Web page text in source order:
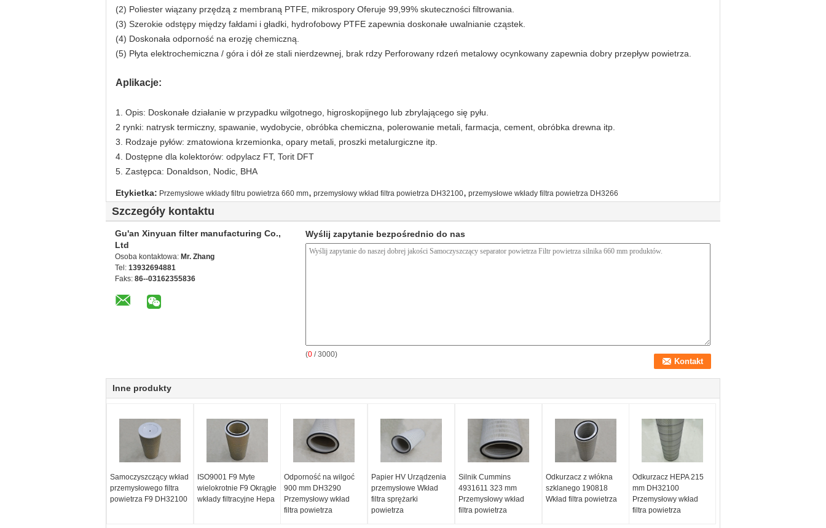
(2) Poliester wiązany przędzą z membraną PTFE, mikrospory Oferuje 99,99% skuteczności filtrowania.
(3) Szerokie odstępy między fałdami i gładki, hydrofobowy PTFE zapewnia doskonałe uwalnianie cząstek.
(4) Doskonała odporność na erozję chemiczną.
(5) Płyta elektrochemiczna / góra i dół ze stali nierdzewnej, brak rdzy Perforowany rdzeń metalowy ocynkowany zapewnia dobry przepływ powietrza.
Aplikacje:
1. Opis: Doskonałe działanie w przypadku wilgotnego, higroskopijnego lub zbrylającego się pyłu.
2 rynki: natrysk termiczny, spawanie, wydobycie, obróbka chemiczna, polerowanie metali, farmacja, cement, obróbka drewna itp.
3. Rodzaje pyłów: zmatowiona krzemionka, opary metali, proszki metalurgiczne itp.
4. Dostępne dla kolektorów: odpylacz FT, Torit DFT
5. Zastępca: Donaldson, Nodic, BHA
Etykietka: Przemysłowe wkłady filtru powietrza 660 mm, przemysłowy wkład filtra powietrza DH32100, przemysłowe wkłady filtra powietrza DH3266
Szczegóły kontaktu
Gu'an Xinyuan filter manufacturing Co.,
Ltd
Osoba kontaktowa: Mr. Zhang
Tel: 13932694881
Faks: 86--03162355836
Wyślij zapytanie bezpośrednio do nas
(0 / 3000)
Inne produkty
Samoczyszczący wkład
przemysłowego filtra
powietrza F9 DH32100
ISO9001 F9 Myte
wielokrotnie F9 Okrągłe
wkłady filtracyjne Hepa
Odporność na wilgoć
900 mm DH3290
Przemysłowy wkład
filtra powietrza
Papier HV Urządzenia
przemysłowe Wkład
filtra sprężarki
powietrza
Silnik Cummins
4931611 323 mm
Przemysłowy wkład
filtra powietrza
Odkurzacz z włókna
szklanego 190818
Wkład filtra powietrza
Odkurzacz HEPA 215
mm DH32100
Przemysłowy wkład
filtra powietrza